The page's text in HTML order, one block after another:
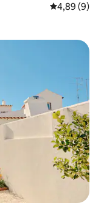
4,89 de uma
4,89 (9)